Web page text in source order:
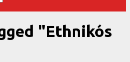
"Ethnikós